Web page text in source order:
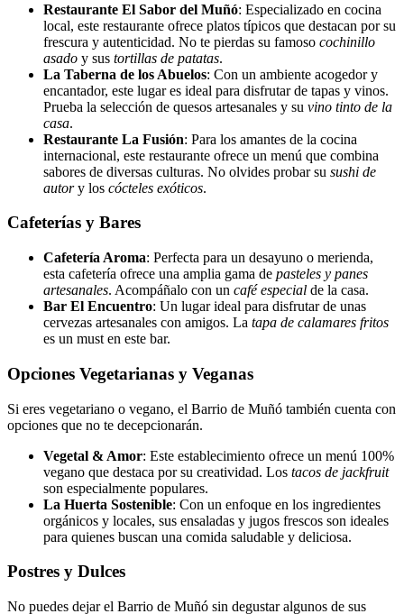
Restaurante El Sabor del Muñó: Especializado en cocina
local, este restaurante ofrece platos típicos que destacan por su
frescura y autenticidad. No te pierdas su famoso cochinillo
asado y sus tortillas de patatas.
La Taberna de los Abuelos: Con un ambiente acogedor y
encantador, este lugar es ideal para disfrutar de tapas y vinos.
Prueba la selección de quesos artesanales y su vino tinto de la
casa.
Restaurante La Fusión: Para los amantes de la cocina
internacional, este restaurante ofrece un menú que combina
sabores de diversas culturas. No olvides probar su sushi de
autory los cócteles exóticos.
Cafeterías y Bares
Cafetería Aroma: Perfecta para un desayuno o merienda,
esta cafetería ofrece una amplia gama de pasteles y panes
artesanales. Acompáñalo con un café especial de la casa.
Bar El Encuentro: Un lugar ideal para disfrutar de unas
cervezas artesanales con amigos. La tapa de calamares fritos
es un must en este bar.
Opciones Vegetarianas y Veganas
Si eres vegetariano o vegano, el Barrio de Muñó también cuenta con
opciones que no te decepcionarán.
Vegetal & Amor: Este establecimiento ofrece un menú 100%
vegano que destaca por su creatividad. Los tacos de jackfruit
son especialmente populares.
La Huerta Sostenible: Con un enfoque en los ingredientes
orgánicos y locales, sus ensaladas y jugos frescos son ideales
para quienes buscan una comida saludable y deliciosa.
Postres y Dulces
No puedes dejar el Barrio de Muñó sin degustar algunos de sus